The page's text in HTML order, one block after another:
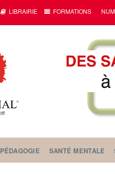
LIBRAIRIE FORMATIONS
PÉDAGOGIE SANTÉ MENTALE